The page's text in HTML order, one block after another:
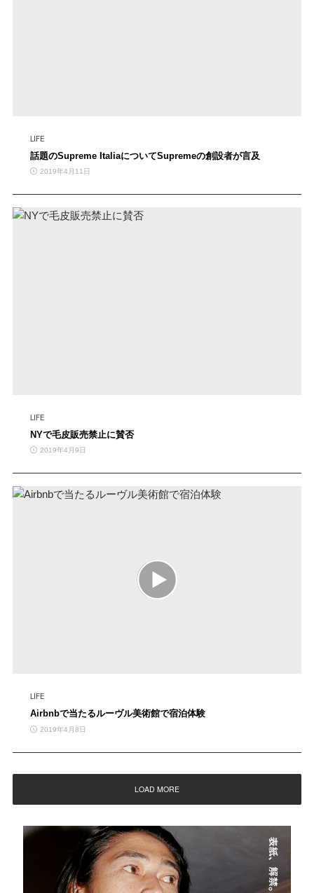
LIFE
話題のSupreme ItaliaについてSupremeの創設者が言及
2019年4月11日
LIFE
NYで毛皮販売禁止に賛否
2019年4月9日
LIFE
Airbnbで当たるルーヴル美術館で宿泊体験
2019年4月8日
LOAD MORE